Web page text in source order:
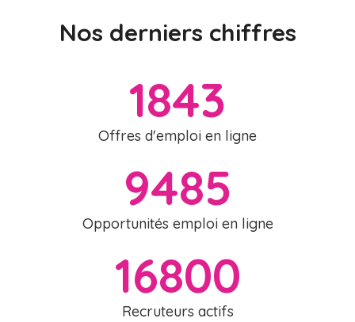
Nos derniers chiffres
1843
Offres d'emploi en ligne
9485
Opportunités emploi en ligne
16800
Recruteurs actifs